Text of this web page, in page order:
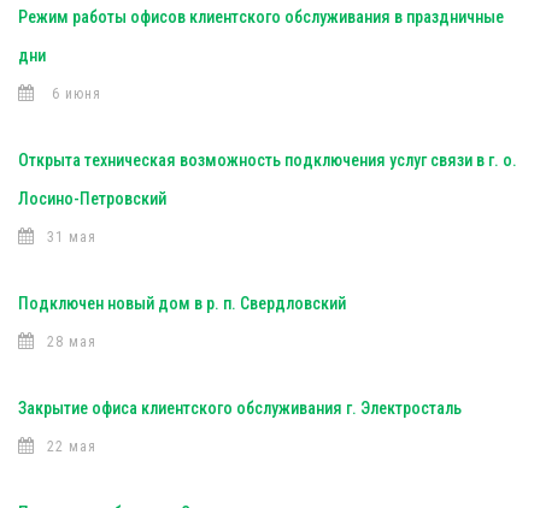
Режим работы офисов клиентского обслуживания в праздничные
дни
6 июня
Открыта техническая возможность подключения услуг связи в г. о.
Лосино-Петровский
31 мая
Подключен новый дом в р. п. Свердловский
28 мая
Закрытие офиса клиентского обслуживания г. Электросталь
22 мая